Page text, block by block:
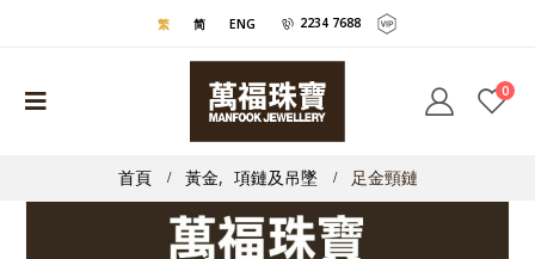
繁 简 ENG 2234 7688
0
首頁 黃金, 項鏈及吊墜 足金頸鏈